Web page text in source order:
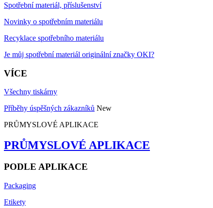
Spotřební materiál, příslušenství
Novinky o spotřebním materiálu
Recyklace spotřebního materiálu
Je můj spotřební materiál originální značky OKI?
VÍCE
Všechny tiskárny
Příběhy úspěšných zákazníků New
PRŮMYSLOVÉ APLIKACE
PRŮMYSLOVÉ APLIKACE
PODLE APLIKACE
Packaging
Etikety